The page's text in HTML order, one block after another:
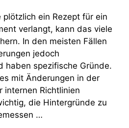
ein Rezept für ein
verlangt, kann das viele
In den meisten Fällen
jedoch
haben spezifische Gründe.
mit Änderungen in der
internen Richtlinien
die Hintergründe zu
…